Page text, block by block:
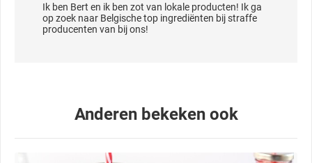
Ik ben Bert en ik ben zot van lokale producten! Ik ga
op zoek naar Belgische top ingrediënten bij straffe
Anderen bekeken ook